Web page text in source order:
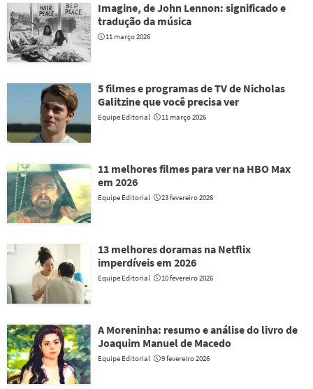
Imagine, de John Lennon: significado e
tradução da música
11 março 2026
5 filmes e programas de TV de Nicholas
Galitzine que você precisa ver
Equipe Editorial 11 março 2026
11 melhores filmes para ver na HBO Max
em 2026
Equipe Editorial 23 fevereiro 2026
13 melhores doramas na Netflix
imperdíveis em 2026
Equipe Editorial 10 fevereiro 2026
A Moreninha: resumo e análise do livro de
Joaquim Manuel de Macedo
Equipe Editorial 9 fevereiro 2026